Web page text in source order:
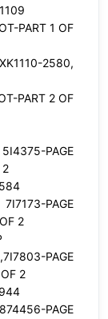
PART 1 OF
2580,
PART 2 OF
PAGE
2
PAGE
2
PAGE
2
PAGE